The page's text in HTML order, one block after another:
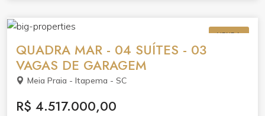
hidromassagem na piscina, sauna, academia, sala de
jogos, salão de festas, bar e espaço gourmet.
VENDA
QUADRA MAR - 04 SUÍTES - 03
VAGAS DE GARAGEM
Meia Praia - Itapema - SC
R$ 4.517.000,00